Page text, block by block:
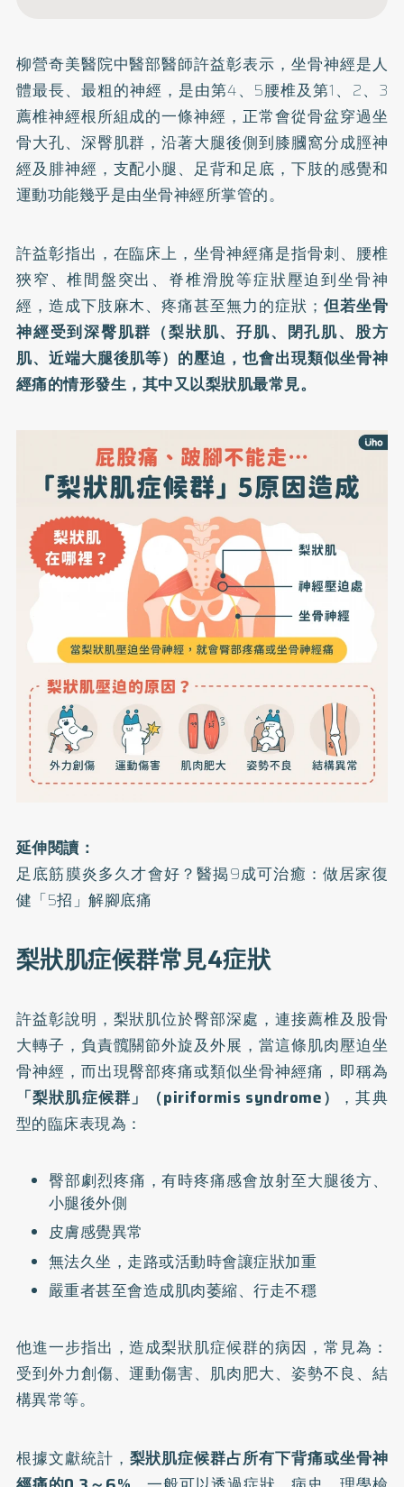
柳營奇美醫院中醫部醫師許益彰表示，坐骨神經是人
體最長、最粗的神經，是由第4、5腰椎及第1、2、3
薦椎神經根所組成的一條神經，正常會從骨盆穿過坐
骨大孔、深臀肌群，沿著大腿後側到膝膕窩分成脛神
經及腓神經，支配小腿、足背和足底，下肢的感覺和
運動功能幾乎是由坐骨神經所掌管的。
許益彰指出，在臨床上，坐骨神經痛是指骨刺、腰椎
狹窄、椎間盤突出、脊椎滑脫等症狀壓迫到坐骨神
經，造成下肢麻木、疼痛甚至無力的症狀； 但若坐骨
神經受到深臀肌群（梨狀肌、孖肌、閉孔肌、股方
肌、近端大腿後肌等）的壓迫，也會出現類似坐骨神
經痛的情形發生，其中又以梨狀肌最常見。
延伸閱讀：
足底筋膜炎多久才會好？醫揭9成可治癒：做居家復
健「5招」解腳底痛
梨狀肌症候群常見4症狀
許益彰說明，梨狀肌位於臀部深處，連接薦椎及股骨
大轉子，負責髖關節外旋及外展，當這條肌肉壓迫坐
骨神經，而出現臀部疼痛或類似坐骨神經痛，即稱為
「梨狀肌症候群」（piriformis syndrome）
，其典
型的臨床表現為：
臀部劇烈疼痛，有時疼痛感會放射至大腿後方、
小腿後外側
皮膚感覺異常
無法久坐，走路或活動時會讓症狀加重
嚴重者甚至會造成肌肉萎縮、行走不穩
他進一步指出，造成梨狀肌症候群的病因，常見為：
受到外力創傷、運動傷害、肌肉肥大、姿勢不良、結
構異常等。
根據文獻統計， 梨狀肌症候群占所有下背痛或坐骨神